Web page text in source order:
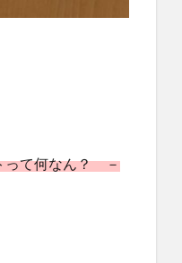
って何なん？ －